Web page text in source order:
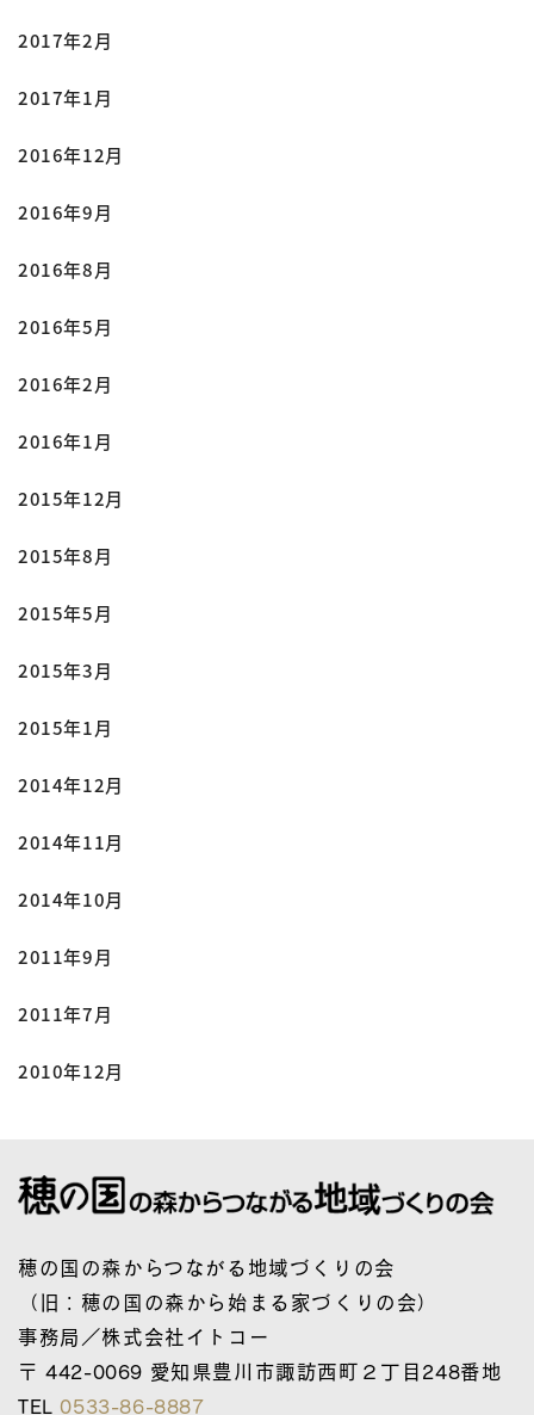
2017年2月
2017年1月
2016年12月
2016年9月
2016年8月
2016年5月
2016年2月
2016年1月
2015年12月
2015年8月
2015年5月
2015年3月
2015年1月
2014年12月
2014年11月
2014年10月
2011年9月
2011年7月
2010年12月
穂の国の森からつながる地域づくりの会
（旧：穂の国の森から始まる家づくりの会）
事務局／株式会社イトコー
〒 442-0069 愛知県豊川市諏訪西町２丁目248番地
TEL0533-86-8887